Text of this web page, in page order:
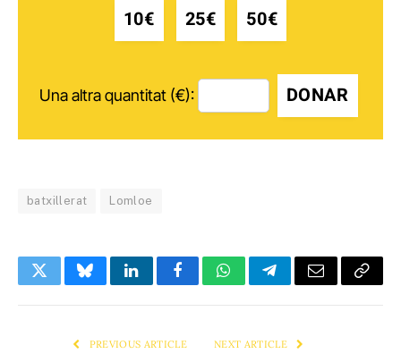
10€ 25€ 50€
Una altra quantitat (€): DONAR
batxillerat Lomloe
TwitterBlueskyLinkedInFacebookWhatsAppTelegramEmail Copy
PREVIOUS ARTICLE NEXT ARTICLE